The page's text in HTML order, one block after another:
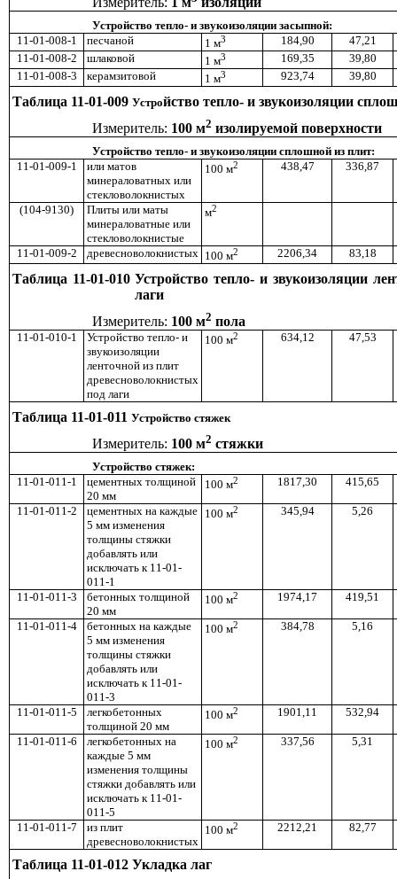
Устройство тепло- и звукоизоляции засыпной:
11-01-008-1
песчаной 1 м3 184,90
47,21
11-01-008-2
шлаковой 1 м3 169,35
39,80
11-01-008-3
керамзитовой 1 м3 923,74 39,80
Таблица 11-01-009 Устройство тепло- и звукоизоляции
Измеритель: 100 м2 изолируемой поверхности
Устройство тепло- и звукоизоляции сплошной из плит:
11-01-009-1
или матов
минераловатных или
стекловолокнистых
100 м2 438,47 336,87
(104-9130)
Плиты или маты
минераловатные или
стекловолокнистые
м2
11-01-009-2 древесноволокнистых 100 м2 2206,34 83,18
Таблица 11-01-010 Устройство тепло- и звукоизоляции
лаги
Измеритель: 100 м2 пола
11-01-010-1
Устройство тепло- и
звукоизоляции
ленточной из плит
древесноволокнистых
под лаги
100 м2 634,12 47,53
Таблица 11-01-011 Устройство стяжек
Измеритель: 100 м2 стяжки
Устройство стяжек:
11-01-011-1
цементных толщиной
20 мм
100 м2 1817,30 415,65
11-01-011-2
цементных на каждые
5 мм изменения
толщины стяжки
добавлять или
исключать к 11-01-
011-1
100 м2 345,94 5,26
11-01-011-3
бетонных толщиной
20 мм
100 м2 1974,17 419,51
11-01-011-4
бетонных на каждые
5 мм изменения
толщины стяжки
добавлять или
исключать к 11-01-
011-3
100 м2 384,78 5,16
11-01-011-5
легкобетонных
толщиной 20 мм
100 м2 1901,11 532,94
11-01-011-6
легкобетонных на
каждые 5 мм
изменения толщины
стяжки добавлять или
исключать к 11-01-
011-5
100 м2 337,56 5,31
11-01-011-7
из плит
древесноволокнистых
100 м2 2212,21 82,77
Таблица 11-01-012 Укладка лаг